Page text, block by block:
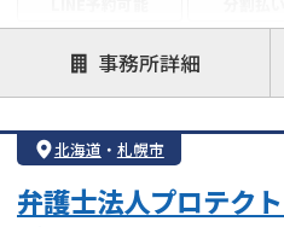
借金返済相談・交渉
自己
個人再生
会社破産・法人破産
住宅ロ
事務所詳細
北海道 ・ 札幌市
弁護士法人プロテク